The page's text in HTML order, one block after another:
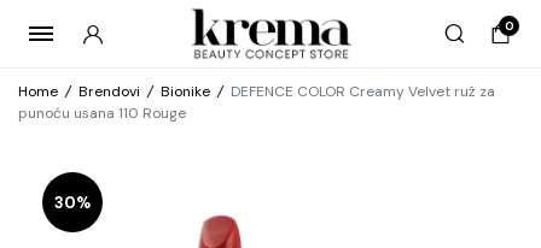
0
Home / Brendovi / Bionike / DEFENCE COLOR Creamy Velvet ruž za
punoću usana 110 Rouge
30%